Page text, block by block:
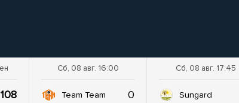
108
Сб, 08 авг. 16:00
Team Team 0
Сб, 08 авг. 17:45
Sungard